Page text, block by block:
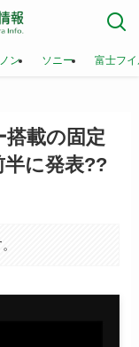
ン ソニー 富士フ
載の固定
に発表??